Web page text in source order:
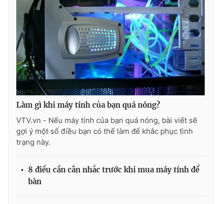
Làm gì khi máy tính của bạn quá nóng?
VTV.vn - Nếu máy tính của bạn quá nóng, bài viết sẽ
gợi ý một số điều bạn có thể làm để khắc phục tình
trạng này.
8 điều cần cân nhắc trước khi mua máy tính để
bàn